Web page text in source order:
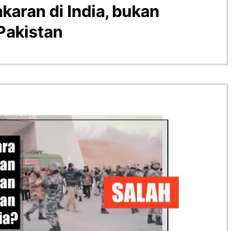
di India, bukan